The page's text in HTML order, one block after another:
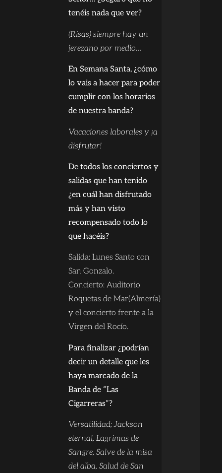
tenéis nada que ver?
(Risas) siempre hay un
jerezano por medio…
En Semana Santa, ¿cómo
lo vais a hacer para poder
cumplir con los horarios
de nuestra banda?
Vacaciones laborales y ¡a
disfrutar!
De todos los conciertos y
salidas que han tenido
¿en cuál han disfrutado
más y han visto
recompensado todo lo
que hacéis?
Salida: Lunes Santo con
San Gonzalo.
Concierto: Auditorio
Roquetas de Mar(Almería)
y el concierto frente a la
Virgen del Rocío.
Para finalizar ¿podrían
decir un detalle que les
haya marcado de la
Banda de “Las
Cigarreras”?
Versatilidad; Jackson
eternal, Lagrimas de
Sangre, Salve de la misa
del alba, Salud de San